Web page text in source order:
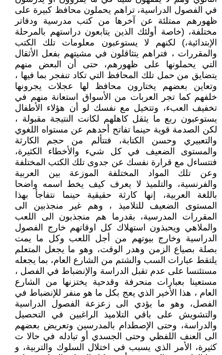
في الفصول الدراسية، تراهم يحملون محافظ كبيرة على
ظهورهم ممتلئة عن آخرها من كتب مدرسية ودفاتر
مختلفة، (خاصة أولئك الذين يتابعون دراستهم بالمرحلة
الإبتدائية،) لكنهم لا يستوعبون معلومات تلك الكتب
والمقررات ، فتراهم يتثاقلون في مشيتهم بفعل الأثقال
التي يحملونها على ظهورهم، حتى أن البعض منهم
يتضايق من حمل تلك المحافظ التي تكاد تنفجر بما فيها ،
وتعاين بعضهم يختارون محافظ لها عجلات يجرونها
خلفهم كما تجر العربات من الأسواق استعانة منهم في
تخفيف العبء، وتتخيل مع نفسك لو أن هؤلاء الأطفال
يستوعبون ربع ما يثقل كاهلهم لكانت النتيجة مقبولة ،
لكن الصدمة قوية حينما تفاتح أحدهم عن مستواه اللغوي
والتعبيري وحسن الكتابة، فتتألم من حجم الكارثة
والمستوى الضعيف في كل شيء والأخطاء الكثيرة،
فتتساءل مع قرارة نفسك عن جدوى تلك الكتب المختلفة
وعن تلك المواد المختلفة الموزعة بين العربية
والفرنسية، والتلميذ لا يعرف كيف يخط اسمه واضحا
باللغة العربية، إنها كارثة حقيقية حينما نتفاجأ بهذا
المستوى الضعيف للتلاميذ ، وهم غير منجذبين الى
المقررات المدرسية، بقدرما هم منجذبون الى اللعب
والملاهي ويحبذون استهلاك كل اوقاتهم خارج الفصول
الدراسية وخارج بيوتهم من أجل اللعب وكل ما يمت
بصلة بصياع الزمن وهدر الوقت، وهو ما يجعل المتعلم
يلتقط عبارات السب والشتم من الشارع العام، بما يجعله
مستئنسا على عدم تقبل الدراسة والإنضباط في الفصل ،
مستعينا بعبارات منحرفة وقدحية يختزنها من الشارع
العام ، هذا الأخير الذي يعج بكل ما هو منفر للإنضباط في
الفصل، وهو ما يؤدي الى زعزعة الفصول الدراسية
والتشويش على باقي التلاميذ الراغبين في التحصيل
والدراسة، وحتى الإصطدام بالمدرسين وتعريض بعضهم
الى العنف اللفظي وحتى الجسدي أو تبادله في حالا ت
كثيرة، الأمر الذي يسبب في اختلال السلوك والتربية، و